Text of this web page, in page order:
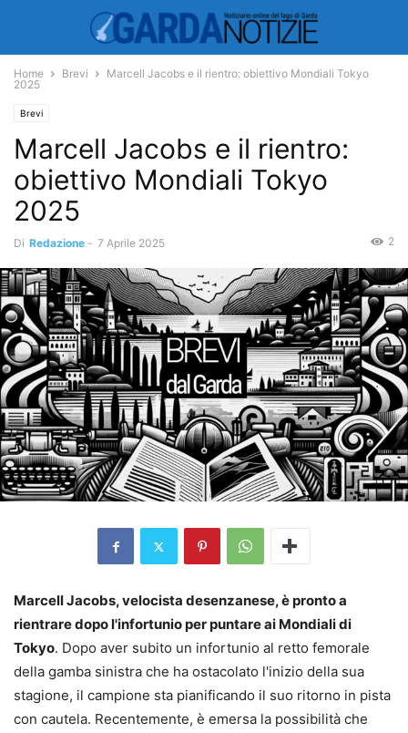
Home Brevi
Marcell Jacobs e il rientro: obiettivo Mondiali Tokyo
2025
Brevi
Marcell Jacobs e il rientro:
obiettivo Mondiali Tokyo
2025
Di Redazione - 7 Aprile 2025 2
Marcell Jacobs, velocista desenzanese, è pronto a
rientrare dopo l'infortunio per puntare ai Mondiali di
Tokyo. Dopo aver subito un infortunio al retto femorale
della gamba sinistra che ha ostacolato l'inizio della sua
stagione, il campione sta pianificando il suo ritorno in pista
con cautela. Recentemente, è emersa la possibilità che